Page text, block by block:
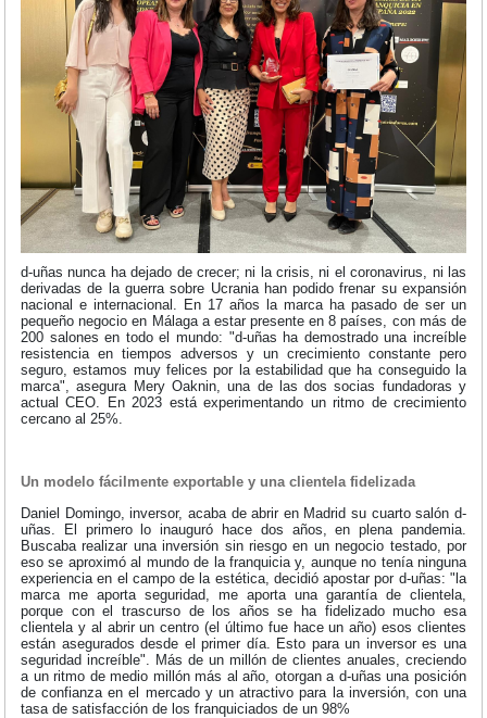
d-uñas nunca ha dejado de crecer; ni la crisis, ni el coronavirus, ni las
derivadas de la guerra sobre Ucrania han podido frenar su expansión
nacional e internacional. En 17 años la marca ha pasado de ser un
pequeño negocio en Málaga a estar presente en 8 países, con más de
200 salones en todo el mundo: "d-uñas ha demostrado una increíble
resistencia en tiempos adversos y un crecimiento constante pero
seguro, estamos muy felices por la estabilidad que ha conseguido la
marca", asegura Mery Oaknin, una de las dos socias fundadoras y
actual CEO. En 2023 está experimentando un ritmo de crecimiento
cercano al 25%.
Un modelo fácilmente exportable y una clientela fidelizada
Daniel Domingo, inversor, acaba de abrir en Madrid su cuarto salón d-
uñas. El primero lo inauguró hace dos años, en plena pandemia.
Buscaba realizar una inversión sin riesgo en un negocio testado, por
eso se aproximó al mundo de la franquicia y, aunque no tenía ninguna
experiencia en el campo de la estética, decidió apostar por d-uñas: "la
marca me aporta seguridad, me aporta una garantía de clientela,
porque con el trascurso de los años se ha fidelizado mucho esa
clientela y al abrir un centro (el último fue hace un año) esos clientes
están asegurados desde el primer día. Esto para un inversor es una
seguridad increíble". Más de un millón de clientes anuales, creciendo
a un ritmo de medio millón más al año, otorgan a d-uñas una posición
de confianza en el mercado y un atractivo para la inversión, con una
tasa de satisfacción de los franquiciados de un 98%